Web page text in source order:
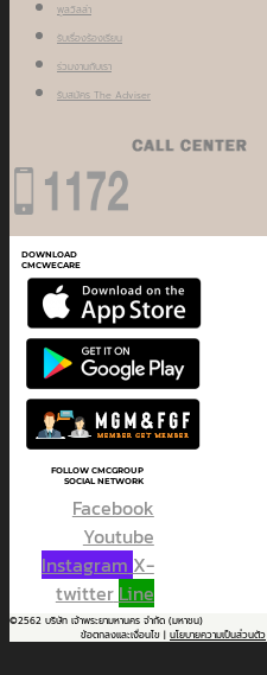
พูลวิลล่า
รับเรื่องร้องเรียน
ร่วมงานกับเรา
รับสมัคร The Adviser
DOWNLOAD
CMCWECARE
FOLLOW CMCGROUP
SOCIAL NETWORK
Facebook
Youtube
Instagram X-
twitter Line
©2562 บริษัท เจ้าพระยามหานคร จำกัด (มหาชน)
ข้อตกลงและเงื่อนไข | นโยบายความเป็นส่วนตัว